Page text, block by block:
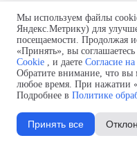
VUA-
Датчик
VUA-
Датчик
VUA-T
Мы используем файлы
Яндекс.Метрику) для
посещаемости. Продолжая
«Принять», вы соглашаетесь
Cookie , и даете Согласие
Обратите внимание, что вы
любое время. При нажатии
Подробнее в Политике
Принять все